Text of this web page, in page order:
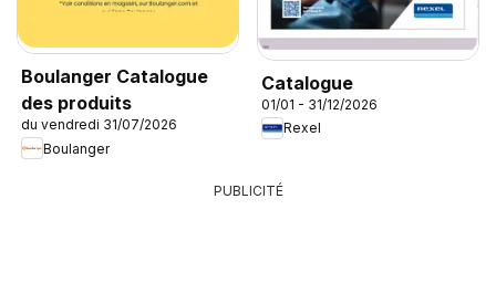
Boulanger Catalogue
des produits
du vendredi 31/07/2026
Boulanger
Catalogue
01/01 - 31/12/2026
Rexel
PUBLICITÉ